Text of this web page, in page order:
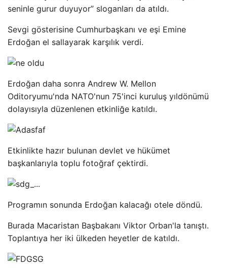
seninle gurur duyuyor” sloganları da atıldı.
Sevgi gösterisine Cumhurbaşkanı ve eşi Emine
Erdoğan el sallayarak karşılık verdi.
Erdoğan daha sonra Andrew W. Mellon
Oditoryumu'nda NATO'nun 75'inci kuruluş yıldönümü
dolayısıyla düzenlenen etkinliğe katıldı.
Etkinlikte hazır bulunan devlet ve hükümet
başkanlarıyla toplu fotoğraf çektirdi.
Programın sonunda Erdoğan kalacağı otele döndü.
Burada Macaristan Başbakanı Viktor Orban'la tanıştı.
Toplantıya her iki ülkeden heyetler de katıldı.